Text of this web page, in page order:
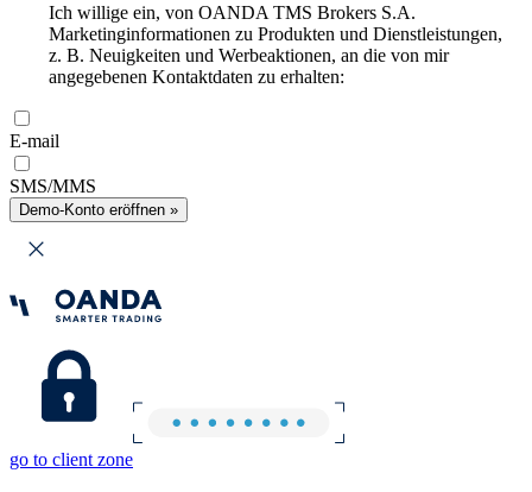
Ich willige ein, von OANDA TMS Brokers S.A.
Marketinginformationen zu Produkten und Dienstleistungen,
z. B. Neuigkeiten und Werbeaktionen, an die von mir
angegebenen Kontaktdaten zu erhalten:
E-mail
SMS/MMS
Demo-Konto eröffnen »
go to client zone